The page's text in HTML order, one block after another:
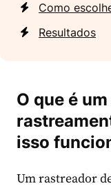
Como
Resultados
O que é
isso
Um rastreador